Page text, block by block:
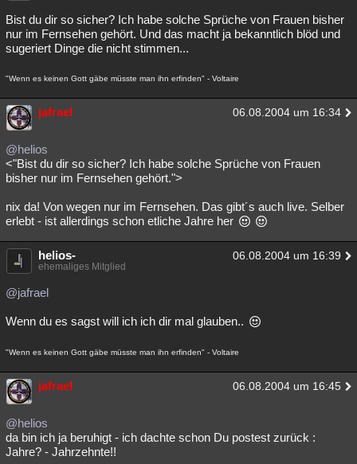
Bist du dir so sicher? Ich habe solche Sprüche von Frauen bisher
nur im Fernsehen gehört. Und das macht ja bekanntlich blöd und
sugeriert Dinge die nicht stimmen...
"Wenn es keinen Gott gäbe müsste man ihn erfinden" - Voltaire
jafrael 06.08.2004 um 16:34
@helios
<"Bist du dir so sicher? Ich habe solche Sprüche von Frauen
bisher nur im Fernsehen gehört.">
nix da! Von wegen nur im Fernsehen. Das gibt´s auch live. Selber
erlebt - ist allerdings schon etliche Jahre her
helios- 06.08.2004 um 16:39
ehemaliges Mitglied
@jafrael
Wenn du es sagst will ich ich dir mal glauben..
"Wenn es keinen Gott gäbe müsste man ihn erfinden" - Voltaire
jafrael 06.08.2004 um 16:45
@helios
da bin ich ja beruhigt - ich dachte schon Du postest zurück :
Jahre? - Jahrzehnte!!